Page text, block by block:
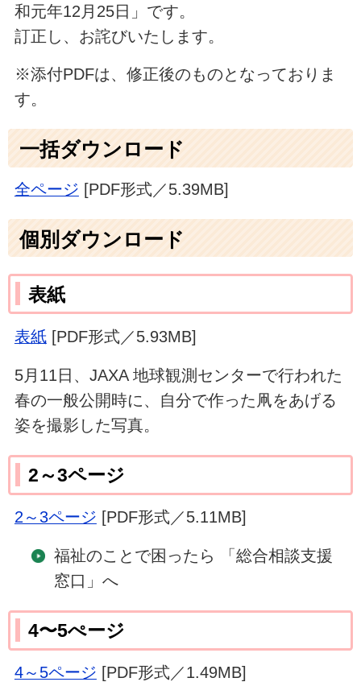
和元年12月25日」です。
訂正し、お詫びいたします。
※添付PDFは、修正後のものとなっておりま
す。
一括ダウンロード
全ページ [PDF形式／5.39MB]
個別ダウンロード
表紙
表紙[PDF形式／5.93MB]
5月11日、JAXA 地球観測センターで行われた
春の一般公開時に、自分で作った凧をあげる
姿を撮影した写真。
2～3ページ
2～3ページ [PDF形式／5.11MB]
福祉のことで困ったら 「総合相談支援
窓口」へ
4〜5ぺージ
4～5ページ [PDF形式／1.49MB]